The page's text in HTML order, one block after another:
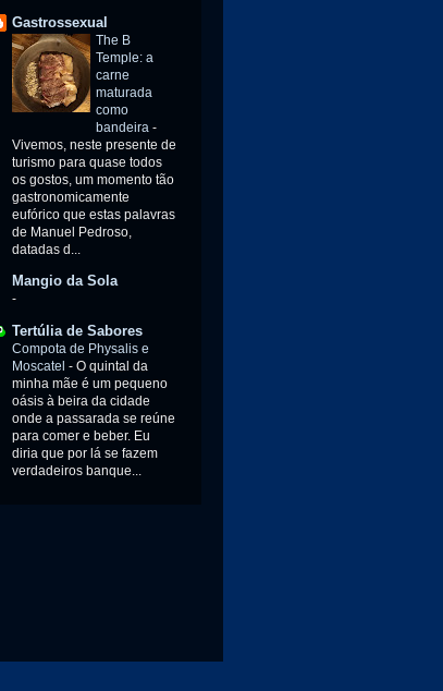
Gastrossexual
The B
Temple: a
carne
maturada
como
bandeira -
Vivemos, neste presente de
turismo para quase todos
os gostos, um momento tão
gastronomicamente
eufórico que estas palavras
de Manuel Pedroso,
datadas d...
Mangio da Sola
-
Tertúlia de Sabores
Compota de Physalis e
Moscatel - O quintal da
minha mãe é um pequeno
oásis à beira da cidade
onde a passarada se reúne
para comer e beber. Eu
diria que por lá se fazem
verdadeiros banque...